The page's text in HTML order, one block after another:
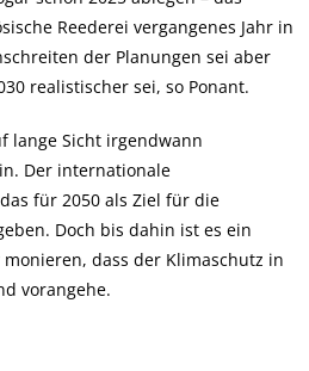
Reederei vergangenes Jahr in
der Planungen sei aber
realistischer sei, so Ponant.
lange Sicht irgendwann
Der internationale
für 2050 als Ziel für die
Doch bis dahin ist es ein
dass der Klimaschutz in
vorangehe.